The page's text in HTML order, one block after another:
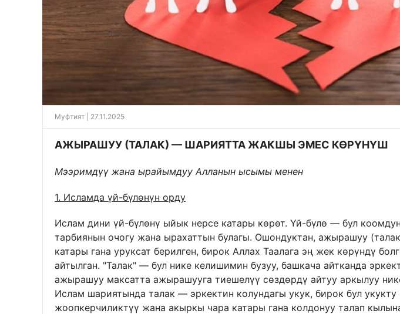
Муфтият | 27.11.2025
АЖЫРАШУУ (ТАЛАК) — ШАРИЯТТА ЖАКШЫ ЭМЕС КӨРҮНҮШ
Мээримдүү жана ырайымдуу Алланын ысымы менен
1. Исламда үй-бүлөнүн орду
Ислам дини үй-бүлөнү ыйык нерсе катары көрөт. Үй-бүлө — бул
тарбиянын очогу жана ырахаттын булагы. Ошондуктан, ажырашуу
катары гана уруксат берилген, бирок Аллах Таалага эң жек көрүндү
айтылган. "Талак" — бул нике келишимин бузуу, башкача айтканда
ажырашуу максатта ажырашууга тиешелүү сөздөрдү айтуу аркылуу
Ислам шариятында талак — эркектин колундагы укук, бирок бул укукту
жоопкерчиликтүү жана акыркы чара катары гана колдонуу талап